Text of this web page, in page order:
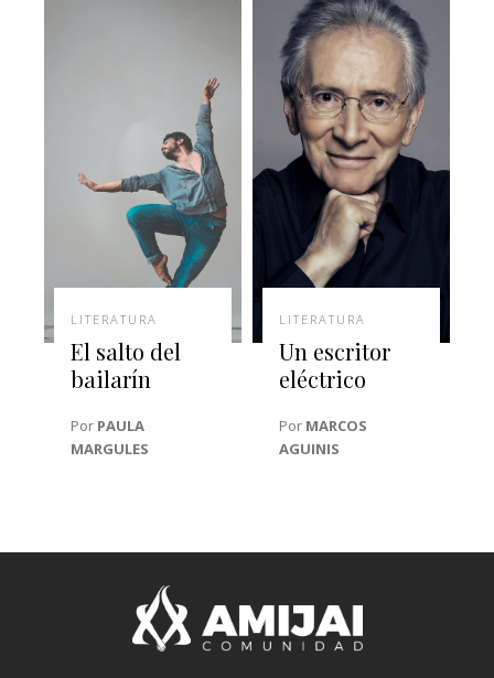
LITERATURA
El salto del
bailarín
Por PAULA
MARGULES
LITERATURA
Un escritor
eléctrico
Por MARCOS
AGUINIS